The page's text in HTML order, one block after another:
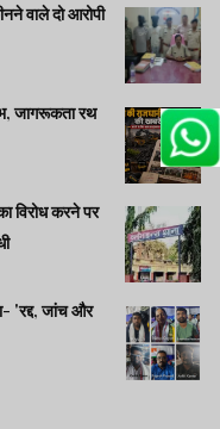
वाले दो आरोपी
जागरूकता रथ
विरोध करने पर
'रद्द, जांच और